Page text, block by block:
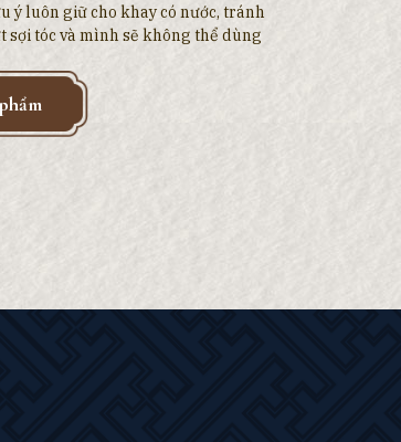
ý luôn giữ cho khay có nước, tránh
tóc và mình sẽ không thể dùng